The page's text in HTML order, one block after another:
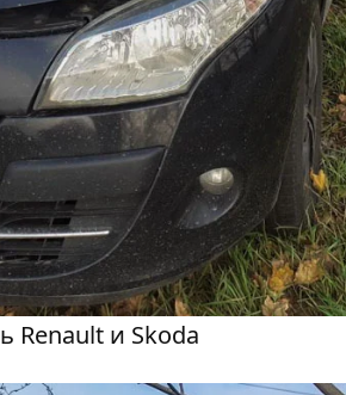
Renault и Skoda